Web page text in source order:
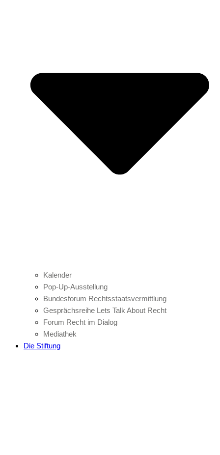
Kalender
Pop-Up-Ausstellung
Bundesforum Rechtsstaatsvermittlung
Gesprächsreihe Lets Talk About Recht
Forum Recht im Dialog
Mediathek
Die Stiftung